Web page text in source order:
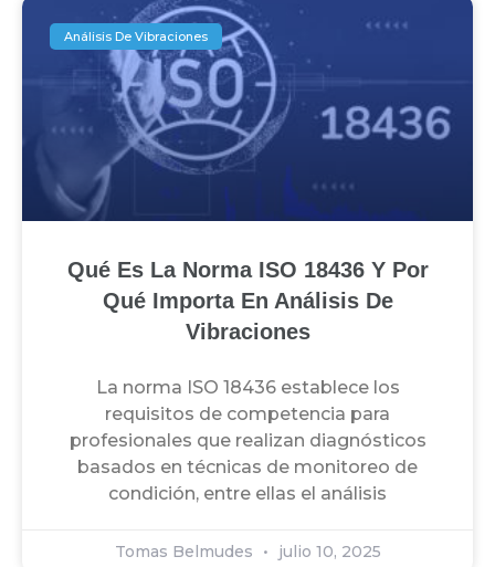
Análisis De Vibraciones
Qué Es La Norma ISO 18436 Y Por
Qué Importa En Análisis De
Vibraciones
La norma ISO 18436 establece los
requisitos de competencia para
profesionales que realizan diagnósticos
basados en técnicas de monitoreo de
condición, entre ellas el análisis
Tomas Belmudes julio 10, 2025